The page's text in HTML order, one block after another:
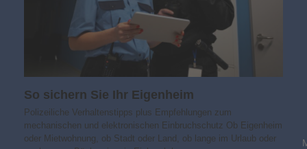
So sichern Sie Ihr Eigenheim
Polizeiliche Verhaltenstipps plus Empfehlungen zum
mechanischen und elektronischen Einbruchschutz Ob Eigenheim
oder Mietwohnung, ob Stadt oder Land, ob lange im Urlaub oder